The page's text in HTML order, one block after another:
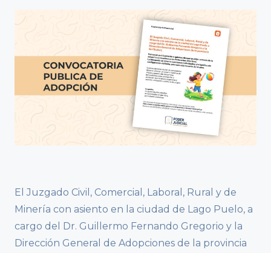
El Juzgado Civil, Comercial, Laboral, Rural y de
Minería con asiento en la ciudad de Lago Puelo, a
cargo del Dr. Guillermo Fernando Gregorio y la
Dirección General de Adopciones de la provincia